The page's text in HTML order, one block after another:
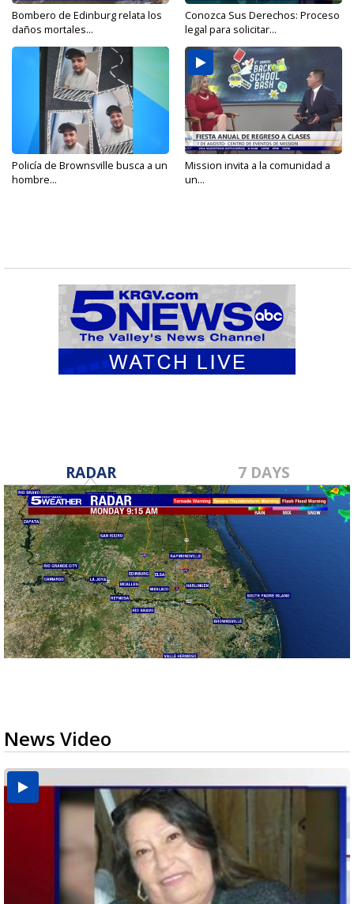
Bombero de Edinburg relata los
daños mortales...
Conozca Sus Derechos: Proceso
legal para solicitar...
Policía de Brownsville busca a un
hombre...
Mission invita a la comunidad a
un...
RADAR 7 DAYS
News Video